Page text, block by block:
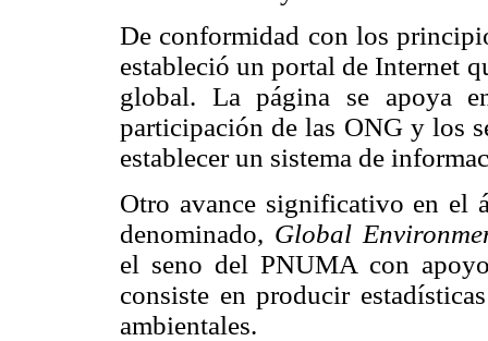
De conformidad con los
estableció un portal de Internet
global. La página se apoya
participación de las ONG y los
establecer un sistema de
Otro avance significativo en el
denominado, Global
el seno del PNUMA con
consiste en producir
ambientales.